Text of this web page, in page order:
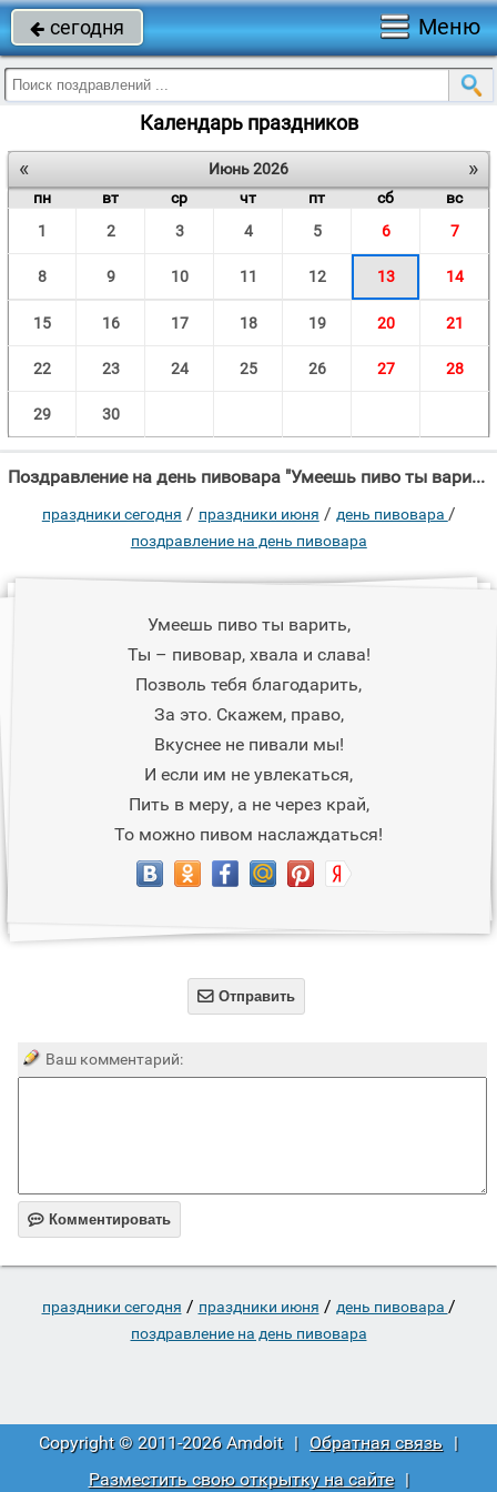
 сегодня Меню
Календарь праздников
« »
Июнь 2026
пн
вт ср чт пт сб
вс
1
2 3 4 5 6 7
8 9 10 11 12 13 14
15 16 17 18 19 20 21
22 23 24 25 26 27 28
29 30
Поздравление на день пивовара "Умеешь пиво ты варить, Ты – пивовар, хвала и слава!"
праздники сегодня / праздники июня / день пивовара /
поздравление на день пивовара
Умеешь пиво ты варить,
Ты – пивовар, хвала и слава!
Позволь тебя благодарить,
За это. Скажем, право,
Вкуснее не пивали мы!
И если им не увлекаться,
Пить в меру, а не через край,
То можно пивом наслаждаться!
 Отправить
Ваш комментарий:
 Комментировать
праздники сегодня / праздники июня / день пивовара /
поздравление на день пивовара
Copyright © 2011-2026 Amdoit | Обратная связь |
Разместить свою открытку на сайте
|